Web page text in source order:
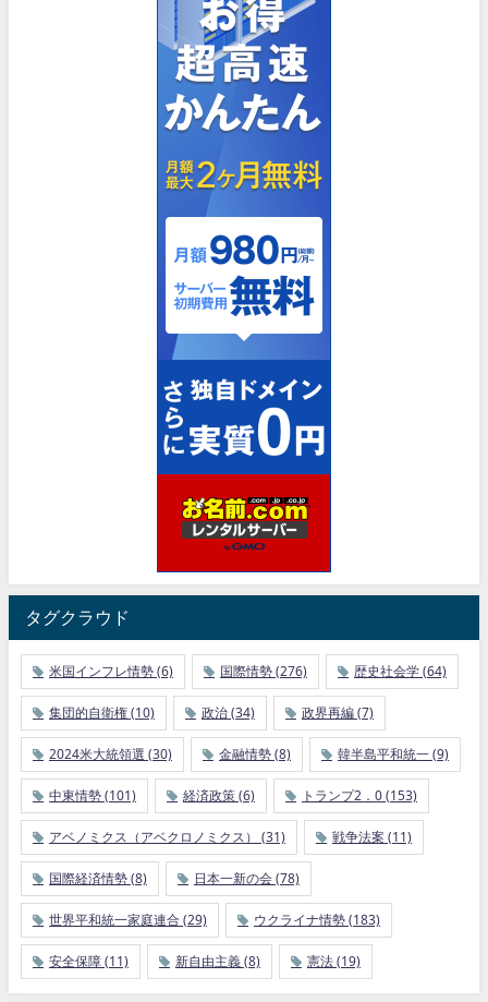
タグクラウド
米国インフレ情勢(6) 国際情勢(276) 歴史社会学(64)
集団的自衛権(10) 政治(34) 政界再編(7)
2024米大統領選 (30) 金融情勢(8) 韓半島平和統一(9)
中東情勢(101) 経済政策(6) トランプ2．0(153)
アベノミクス（アベクロノミクス） (31) 戦争法案 (11)
国際経済情勢(8) 日本一新の会(78)
世界平和統一家庭連合 (29) ウクライナ情勢(183)
安全保障(11) 新自由主義(8) 憲法(19)